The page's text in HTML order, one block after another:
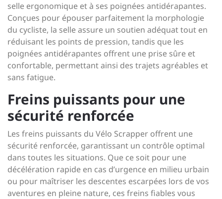
selle ergonomique et à ses poignées antidérapantes.
Conçues pour épouser parfaitement la morphologie
du cycliste, la selle assure un soutien adéquat tout en
réduisant les points de pression, tandis que les
poignées antidérapantes offrent une prise sûre et
confortable, permettant ainsi des trajets agréables et
sans fatigue.
Freins puissants pour une
sécurité renforcée
Les freins puissants du Vélo Scrapper offrent une
sécurité renforcée, garantissant un contrôle optimal
dans toutes les situations. Que ce soit pour une
décélération rapide en cas d’urgence en milieu urbain
ou pour maîtriser les descentes escarpées lors de vos
aventures en pleine nature, ces freins fiables vous